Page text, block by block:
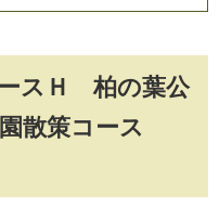
ースＨ 柏の葉公
散策コース